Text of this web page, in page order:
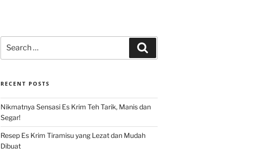
for:
RECENT POSTS
Nikmatnya Sensasi Es Krim Teh Tarik, Manis dan
Segar!
Resep Es Krim Tiramisu yang Lezat dan Mudah
Dibuat